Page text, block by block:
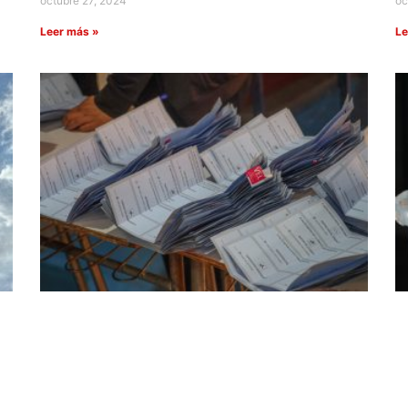
Leer más »